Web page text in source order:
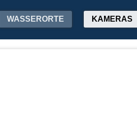
WASSERORTE KAMERAS